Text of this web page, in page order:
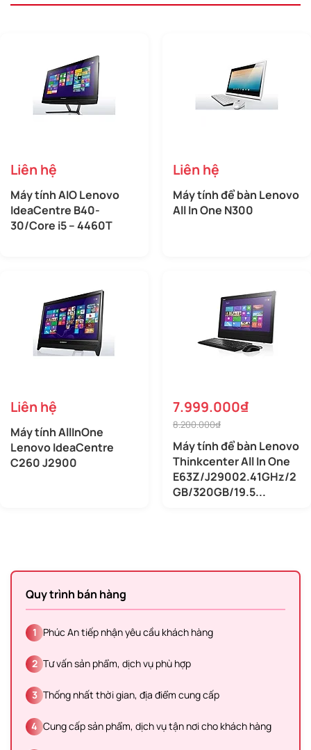
Card Reader 6 in 1
Màn hình 21.5” Full
Webcam
Chuột Yes
Giao tiếp mạng
Cổng giao tiếp USB 3.0 /
Kích thước (rộng x dài x cao)
Hệ điều hành
Liên hệ
Máy tính AIO Lenovo
IdeaCentre B40-
30/Core i5 – 4460T
Liên hệ
Máy tính để bàn Lenovo
All In One N300
Liên hệ
Máy tính AllInOne
Lenovo IdeaCentre
C260 J2900
7.999.000₫
8.200.000₫
Máy tính để bàn Lenovo
Thinkcenter All In One
E63Z/J29002.41GHz/2
GB/320GB/19.5...
Quy trình bán hàng
1 Phúc An tiếp nhận yêu cầu khách hàng
2 Tư vấn sản phẩm, dịch vụ phù hợp
3 Thống nhất thời gian, địa điểm cung cấp
4 Cung cấp sản phẩm, dịch vụ tận nơi cho khách hàng